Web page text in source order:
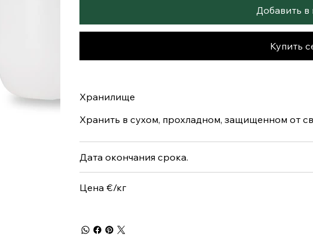
Добавить в
Купить
Хранилище
Хранить в сухом, прохладном, защищенном от
Дата окончания срока.
Цена €/кг